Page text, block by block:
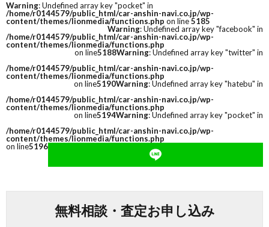
Warning: Undefined array key "pocket" in
/home/r0144579/public_html/car-anshin-navi.co.jp/wp-
content/themes/lionmedia/functions.php on line5185
Warning: Undefined array key "facebook" in
/home/r0144579/public_html/car-anshin-navi.co.jp/wp-
content/themes/lionmedia/functions.php
on line5188Warning: Undefined array key "twitter" in
/home/r0144579/public_html/car-anshin-navi.co.jp/wp-
content/themes/lionmedia/functions.php
on line5190Warning: Undefined array key "hatebu" in
/home/r0144579/public_html/car-anshin-navi.co.jp/wp-
content/themes/lionmedia/functions.php
on line5194Warning: Undefined array key "pocket" in
/home/r0144579/public_html/car-anshin-navi.co.jp/wp-
content/themes/lionmedia/functions.php
on line5196
無料相談・査定お申し込み